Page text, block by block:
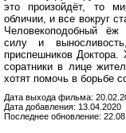
это произойдёт, то
обличии, и все вокруг
Человекоподобный ёж
силу и
приспешников
соратники в лице
хотят помочь в борьбе
Дата выхода фильма:
Дата добавления: 13.04.2020
Последнее обновление: